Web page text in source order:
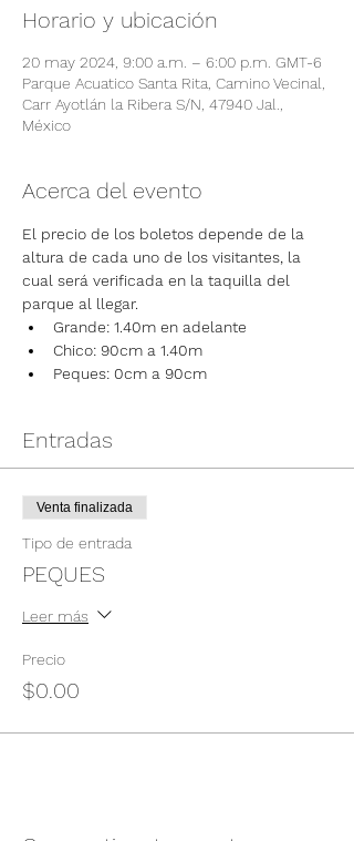
Horario y ubicación
20 may 2024, 9:00 a.m. – 6:00 p.m. GMT-6
Parque Acuatico Santa Rita, Camino Vecinal,
Carr Ayotlán la Ribera S/N, 47940 Jal.,
México
Acerca del evento
El precio de los boletos depende de la
altura de cada uno de los visitantes, la
cual será verificada en la taquilla del
parque al llegar.
Grande: 1.40m en adelante
Chico: 90cm a 1.40m
Peques: 0cm a 90cm
Entradas
Venta finalizada
Tipo de entrada
PEQUES
Leer más
Precio
$0.00